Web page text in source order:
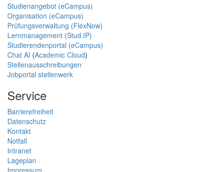
Studienangebot (eCampus)
Organisation (eCampus)
Prüfungsverwaltung (FlexNow)
Lernmanagement (Stud.IP)
Studierendenportal (eCampus)
Chat AI (Academic Cloud)
Stellenausschreibungen
Jobportal stellenwerk
Service
Barrierefreiheit
Datenschutz
Kontakt
Notfall
Intranet
Lageplan
Impressum